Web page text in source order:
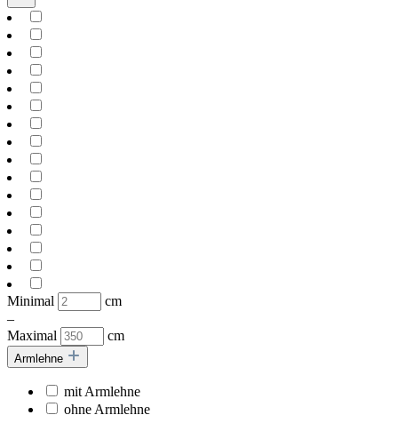
Minimal
cm
–
Maximal
cm
Armlehne
mit Armlehne
ohne Armlehne